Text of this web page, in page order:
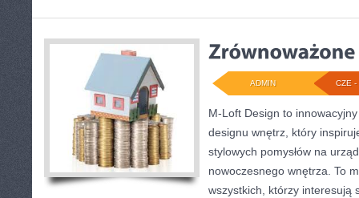
CZE -
ADMIN
M-Loft Design to
designu wnętrz, który
stylowych pomysłów na
nowoczesnego wnętrza. To
wszystkich, którzy interesują